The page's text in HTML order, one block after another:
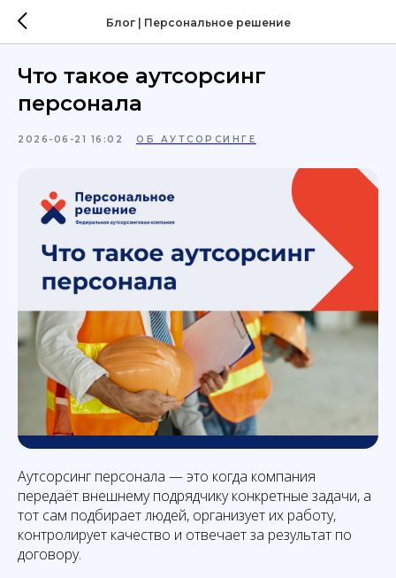
Блог | Персональное решение
Что такое аутсорсинг
персонала
2026-06-21 16:02 ОБ АУТСОРСИНГЕ
Аутсорсинг персонала — это когда компания
передаёт внешнему подрядчику конкретные задачи, а
тот сам подбирает людей, организует их работу,
контролирует качество и отвечает за результат по
договору.